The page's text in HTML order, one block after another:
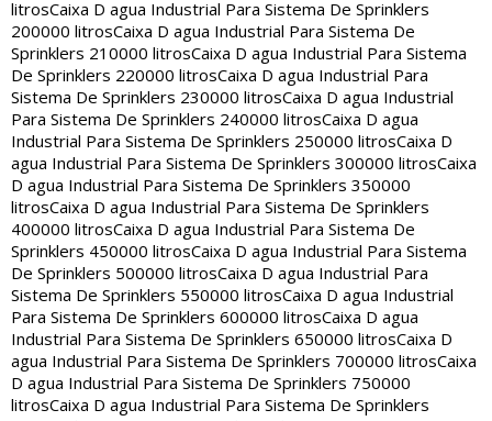
litrosCaixa D agua Industrial Para Sistema De Sprinklers
200000 litrosCaixa D agua Industrial Para Sistema De
Sprinklers 210000 litrosCaixa D agua Industrial Para Sistema
De Sprinklers 220000 litrosCaixa D agua Industrial Para
Sistema De Sprinklers 230000 litrosCaixa D agua Industrial
Para Sistema De Sprinklers 240000 litrosCaixa D agua
Industrial Para Sistema De Sprinklers 250000 litrosCaixa D
agua Industrial Para Sistema De Sprinklers 300000 litrosCaixa
D agua Industrial Para Sistema De Sprinklers 350000
litrosCaixa D agua Industrial Para Sistema De Sprinklers
400000 litrosCaixa D agua Industrial Para Sistema De
Sprinklers 450000 litrosCaixa D agua Industrial Para Sistema
De Sprinklers 500000 litrosCaixa D agua Industrial Para
Sistema De Sprinklers 550000 litrosCaixa D agua Industrial
Para Sistema De Sprinklers 600000 litrosCaixa D agua
Industrial Para Sistema De Sprinklers 650000 litrosCaixa D
agua Industrial Para Sistema De Sprinklers 700000 litrosCaixa
D agua Industrial Para Sistema De Sprinklers 750000
litrosCaixa D agua Industrial Para Sistema De Sprinklers